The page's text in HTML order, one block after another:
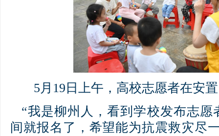
5月19日上午，高校志愿者在安
“我是柳州人，看到学校发布志愿
间就报名了，希望能为抗震救灾尽